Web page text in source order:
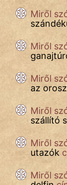
Népszerű
fantom
Hunor
Láron Ádám
mikkamakka
Miről
Miről
Miről
az
Miről
szállító
Miről
utazók
Miről